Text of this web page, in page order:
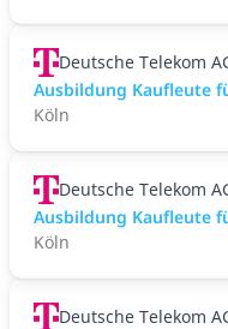
Deutsche Telekom
Ausbildung Kaufleute
Köln
Deutsche Telekom
Ausbildung Kaufleute
Köln
Deutsche Telekom